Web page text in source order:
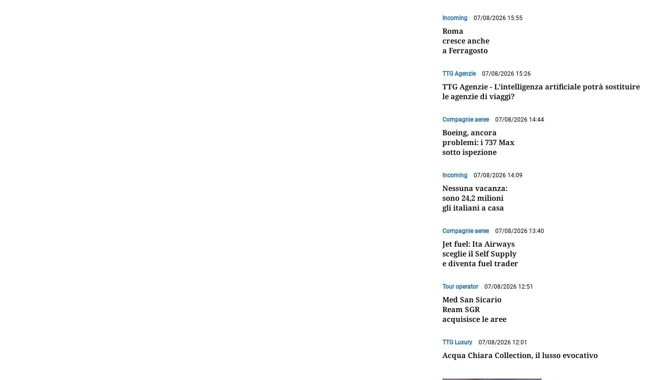
Incoming 07/08/2026 15:55
Roma
cresce anche
a Ferragosto
TTG Agenzie 07/08/2026 15:26
TTG Agenzie - L’intelligenza artificiale potrà sostituire
le agenzie di viaggi?
Compagnie aeree 07/08/2026 14:44
Boeing, ancora
problemi: i 737 Max
sotto ispezione
Incoming 07/08/2026 14:09
Nessuna vacanza:
sono 24,2 milioni
gli italiani a casa
Compagnie aeree 07/08/2026 13:40
Jet fuel: Ita Airways
sceglie il Self Supply
e diventa fuel trader
Tour operator 07/08/2026 12:51
Med San Sicario
Ream SGR
acquisisce le aree
TTG Luxury 07/08/2026 12:01
Acqua Chiara Collection, il lusso evocativo